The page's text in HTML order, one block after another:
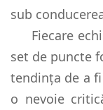
sub
Fiecare
set de puncte
tendința de a
o nevoie